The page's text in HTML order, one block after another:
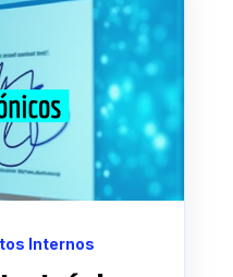
Internos